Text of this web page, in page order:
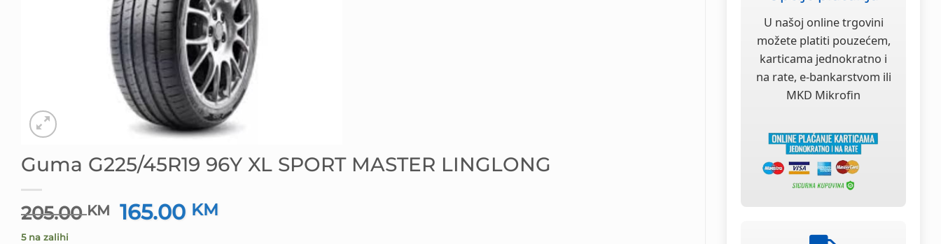
U našoj online trgovini
možete platiti pouzećem,
karticama jednokratno i
na rate, e-bankarstvom ili
MKD Mikrofin
Guma G225/45R19 96Y XL SPORT MASTER LINGLONG
205.00KM
Izvorna
cijena
165.00 KM
5 na zalihi